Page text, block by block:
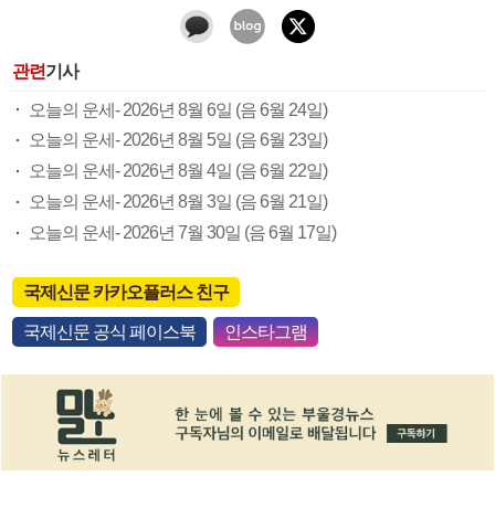
관련기사
오늘의 운세- 2026년 8월 6일 (음 6월 24일)
오늘의 운세- 2026년 8월 5일 (음 6월 23일)
오늘의 운세- 2026년 8월 4일 (음 6월 22일)
오늘의 운세- 2026년 8월 3일 (음 6월 21일)
오늘의 운세- 2026년 7월 30일 (음 6월 17일)
국제신문 카카오플러스 친구
국제신문 공식 페이스북 인스타그램